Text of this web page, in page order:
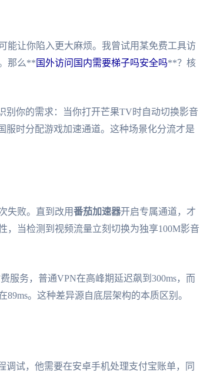
能让你陷入更大麻烦。我曾试用某免费工具访
那么** 国外访问国内需要梯子吗安全吗**？核
别你的需求：当你打开芒果TV时自动切换影音
服时分配游戏加速通道。这种场景化分流才是
失败。直到改用番茄加速器开启专属通道，才
，当检测到视频流量立刻切换为独享100M影音
服务，普通VPN在高峰期延迟飙到300ms，而
。这种差异源自底层架构的本质区别。
试，他需要在安卓手机处理支付宝账单，同